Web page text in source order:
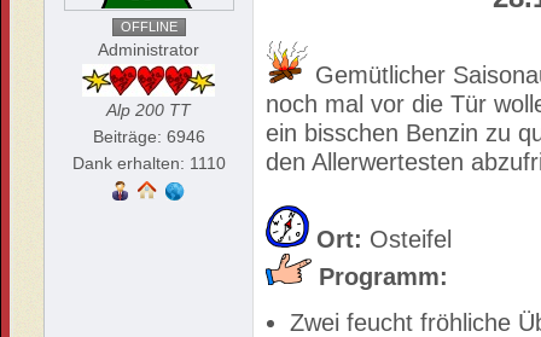
OFFLINE
Administrator
Alp 200 TT
Beiträge: 6946
Dank erhalten: 1110
Gemütlicher
noch mal vor die Tür
ein bisschen Benzin zu
den Allerwertesten
Ort: Osteifel
Programm:
Zwei feucht fröhliche